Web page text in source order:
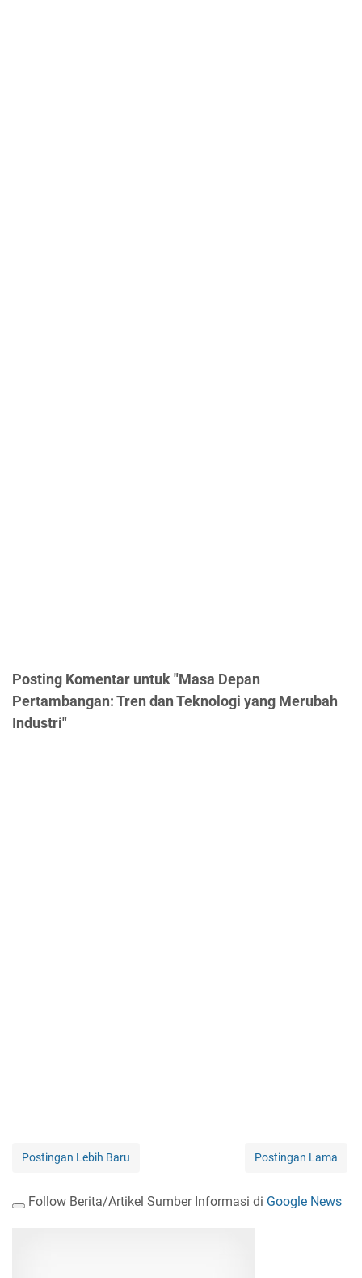
Posting Komentar untuk "Masa Depan
Pertambangan: Tren dan Teknologi yang Merubah
Industri"
Postingan Lebih Baru Postingan Lama
Follow Berita/Artikel Sumber Informasi di Google News